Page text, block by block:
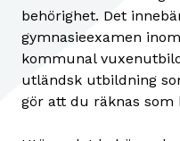
behörighet. Det
gymnasieexamen
kommunal
utländsk utbildning
gör att du räknas som